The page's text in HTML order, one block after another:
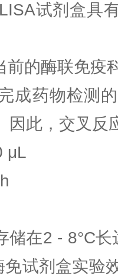
试剂盒具
的酶联免疫
成药物检测
因此，交叉反
μL
在2 - 8°C
免试剂盒实验